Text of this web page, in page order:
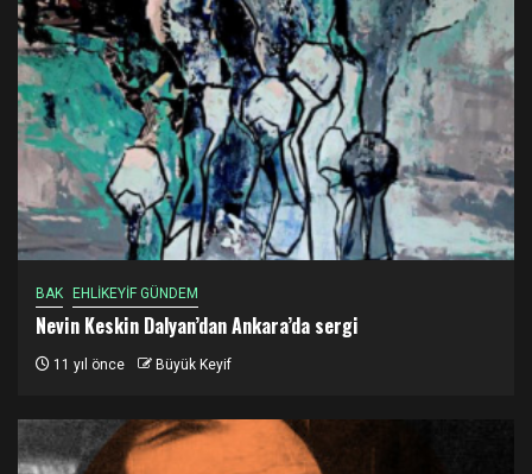
BAK EHLİKEYİF GÜNDEM
Nevin Keskin Dalyan’dan Ankara’da sergi
11 yıl önce Büyük Keyif